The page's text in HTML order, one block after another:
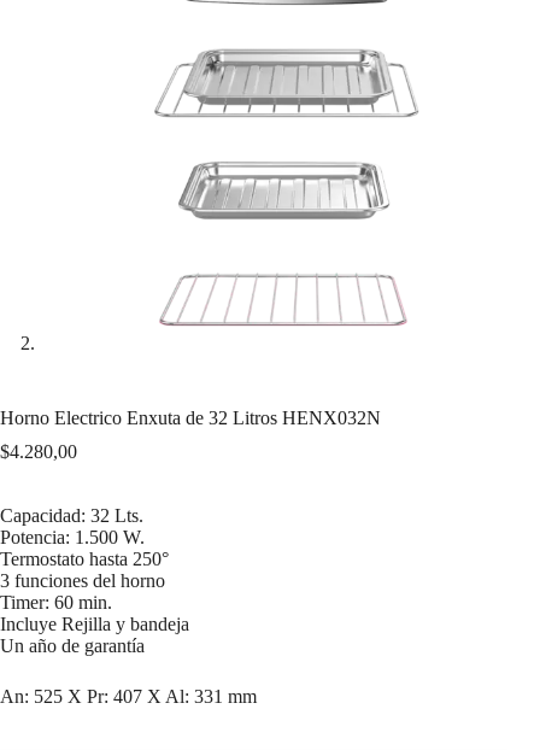
Horno Electrico Enxuta de 32 Litros HENX032N
$4.280,00
Capacidad: 32 Lts.
Potencia: 1.500 W.
Termostato hasta 250°
3 funciones del horno
Timer: 60 min.
Incluye Rejilla y bandeja
Un año de garantía
An: 525 X Pr: 407 X Al: 331 mm